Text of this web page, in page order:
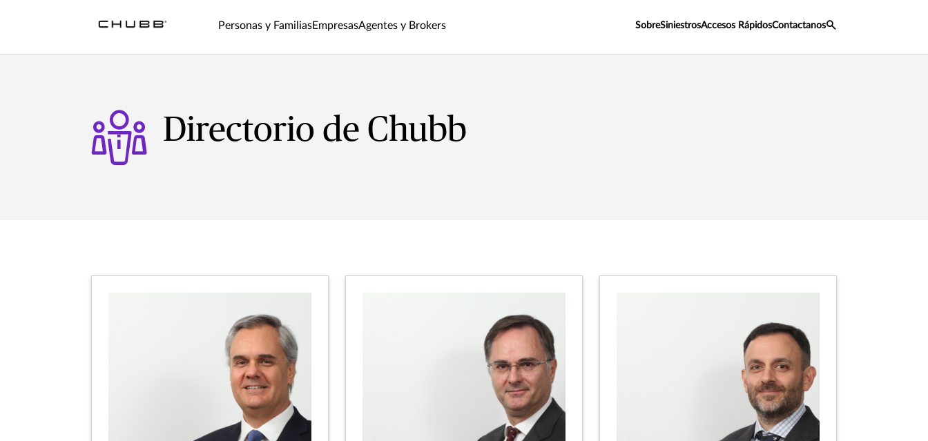
Personas y FamiliasEmpresasAgentes y Brokers SobreSiniestrosAccesos RápidosContactanos
Directorio de Chubb